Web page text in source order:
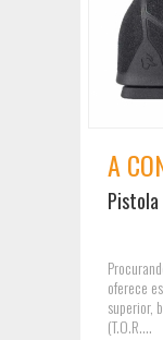
A
Pistola
oferece
superior,
(T.O.R....